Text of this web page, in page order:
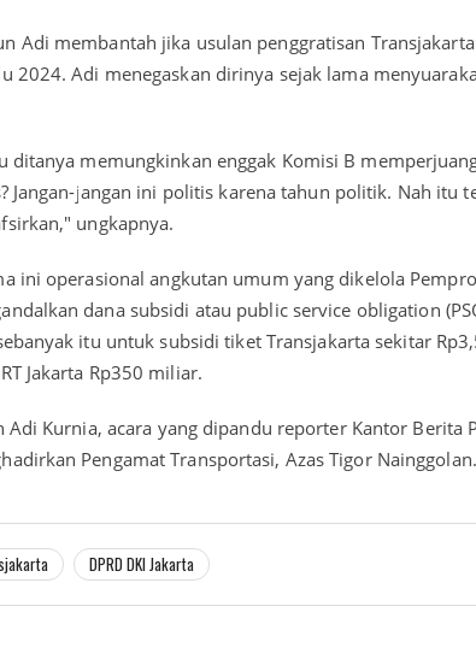
Adi membantah jika usulan penggratisan
2024. Adi menegaskan dirinya sejak lama
ditanya memungkinkan enggak Komisi B
Jangan-jangan ini politis karena tahun politik. Nah itu
ungkapnya.
ini operasional angkutan umum yang dikelola
dana subsidi atau public service obligation
itu untuk subsidi tiket Transjakarta sekitar
Jakarta Rp350 miliar.
Adi Kurnia, acara yang dipandu reporter Kantor Berita
Pengamat Transportasi, Azas Tigor
DPRD DKI Jakarta